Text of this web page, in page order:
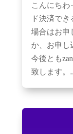
こんにちわ
ド決済で
場合はお申
か、お申し
今後とも
致します。